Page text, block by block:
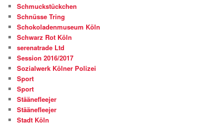
Schmuckstückchen
Schnüsse Tring
Schokoladenmuseum Köln
Schwarz Rot Köln
serenatrade Ltd
Session 2016/2017
Sozialwerk Kölner Polizei
Sport
Sport
Stäänefleejer
Stäänefleejer
Stadt Köln